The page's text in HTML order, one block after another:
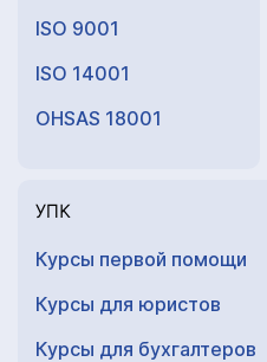
ISO 9001
ISO 14001
OHSAS 18001
УПК
Курсы первой помощи
Курсы для юристов
Курсы для бухгалтеров